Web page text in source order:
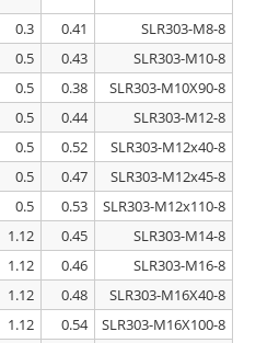
8-SLR303-M8
0.41
0.3
8-SLR303-M10
0.43
0.5
8-SLR303-M10X90
0.38
0.5
8-SLR303-M12
0.44
0.5
8-SLR303-M12x40
0.52
0.5
8-SLR303-M12x45
0.47
0.5
8-SLR303-M12x110
0.53
0.5
8-SLR303-M14
0.45
1.12
8-SLR303-M16
0.46
1.12
8-SLR303-M16X40
0.48
1.12
8-SLR303-M16X100
0.54
1.12